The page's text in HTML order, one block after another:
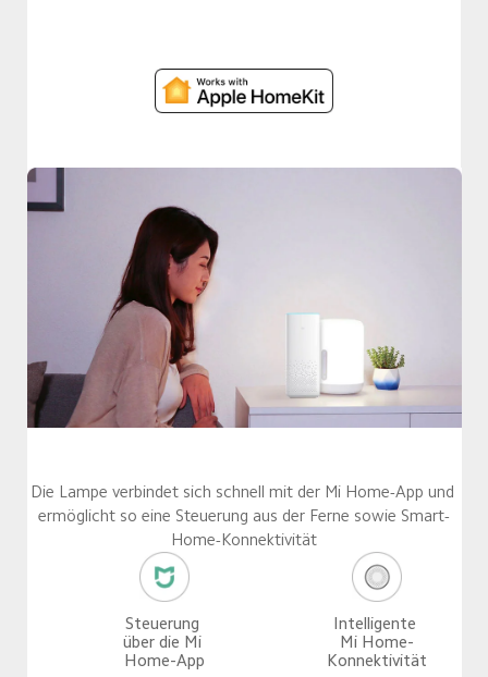
Die Lampe verbindet sich schnell mit der Mi Home-App und
ermöglicht so eine Steuerung aus der Ferne sowie Smart-
Home-Konnektivität
Steuerung
über die Mi
Home-App
Intelligente
Mi Home-
Konnektivität